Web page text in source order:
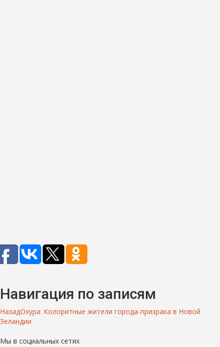
Навигация по записям
НазадОхура: Колоритные жители города-призрака в Новой
Зеландии
Мы в социальных сетях